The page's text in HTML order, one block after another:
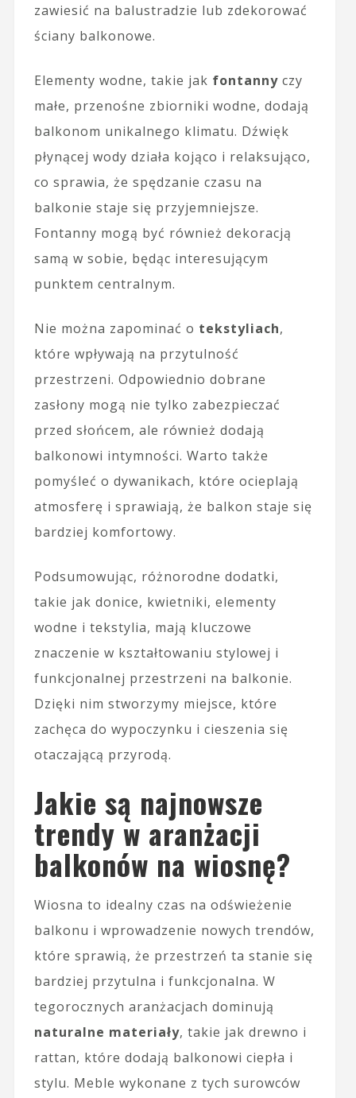
zawiesić na balustradzie lub zdekorować
ściany balkonowe.
Elementy wodne, takie jak fontannyczy
małe, przenośne zbiorniki wodne, dodają
balkonom unikalnego klimatu. Dźwięk
płynącej wody działa kojąco i relaksująco,
co sprawia, że spędzanie czasu na
balkonie staje się przyjemniejsze.
Fontanny mogą być również dekoracją
samą w sobie, będąc interesującym
punktem centralnym.
Nie można zapominać o tekstyliach,
które wpływają na przytulność
przestrzeni. Odpowiednio dobrane
zasłony mogą nie tylko zabezpieczać
przed słońcem, ale również dodają
balkonowi intymności. Warto także
pomyśleć o dywanikach, które ocieplają
atmosferę i sprawiają, że balkon staje się
bardziej komfortowy.
Podsumowując, różnorodne dodatki,
takie jak donice, kwietniki, elementy
wodne i tekstylia, mają kluczowe
znaczenie w kształtowaniu stylowej i
funkcjonalnej przestrzeni na balkonie.
Dzięki nim stworzymy miejsce, które
zachęca do wypoczynku i cieszenia się
otaczającą przyrodą.
Jakie są najnowsze
trendy w aranżacji
balkonów na wiosnę?
Wiosna to idealny czas na odświeżenie
balkonu i wprowadzenie nowych trendów,
które sprawią, że przestrzeń ta stanie się
bardziej przytulna i funkcjonalna. W
tegorocznych aranżacjach dominują
naturalne materiały, takie jak drewno i
rattan, które dodają balkonowi ciepła i
stylu. Meble wykonane z tych surowców